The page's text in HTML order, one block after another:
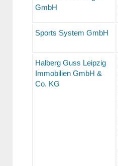
GmbH
Sports System GmbH
Halberg Guss Leipzig
Immobilien GmbH &
Co. KG